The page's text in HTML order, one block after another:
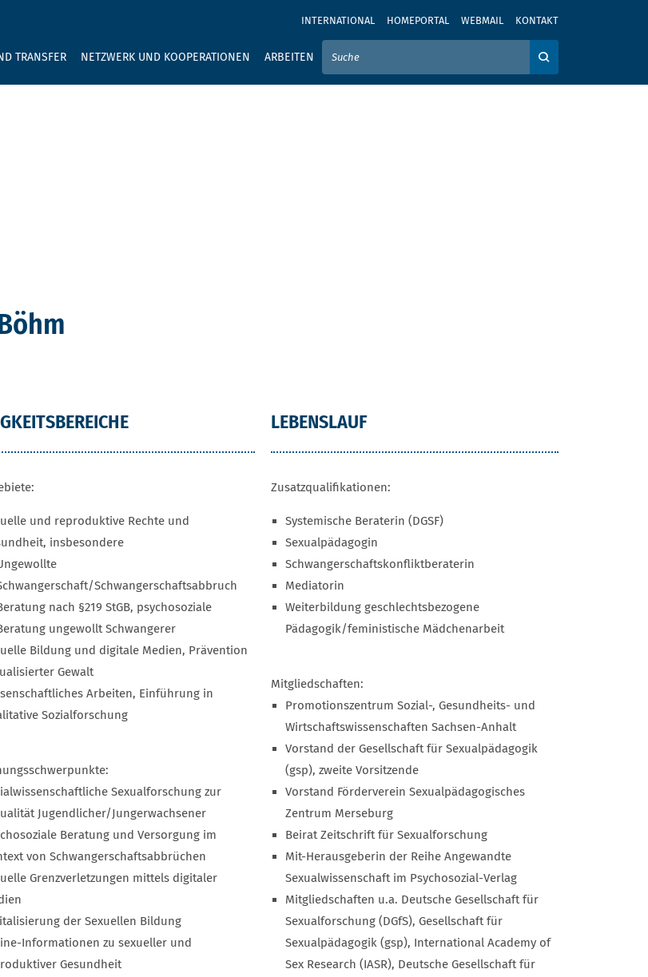
INTERNATIONAL HOMEPORTAL WEBMAIL KONTAKT
TRANSFER NETZWERK UND KOOPERATIONEN ARBEITEN
GEBEN SIE HIER IHREN SUCHBEGRIFF EIN
und reproduktive Rechte und
insbesondere
Schwangerschaftsabbruch
nach §219 StGB, psychosoziale
ungewollt Schwangerer
Bildung und digitale Medien, Prävention
Gewalt
Arbeiten, Einführung in
Sozialforschung
Sexualforschung zur
Jugendlicher/Jungerwachsener
Beratung und Versorgung im
von Schwangerschaftsabbrüchen
Grenzverletzungen mittels digitaler
der Sexuellen Bildung
Informationen zu sexueller und
Gesundheit
LEBENSLAUF
Zusatzqualifikationen:
Systemische Beraterin (DGSF)
Sexualpädagogin
Schwangerschaftskonfliktberaterin
Mediatorin
Weiterbildung geschlechtsbezogene
Pädagogik/feministische Mädchenarbeit
Mitgliedschaften:
Promotionszentrum Sozial-, Gesundheits- und
Wirtschaftswissenschaften Sachsen-Anhalt
Vorstand der Gesellschaft für Sexualpädagogik
(gsp), zweite Vorsitzende
Vorstand Förderverein Sexualpädagogisches
Zentrum Merseburg
Beirat Zeitschrift für Sexualforschung
Mit-Herausgeberin der Reihe Angewandte
Sexualwissenschaft im Psychosozial-Verlag
Mitgliedschaften u.a. Deutsche Gesellschaft für
Sexualforschung (DGfS), Gesellschaft für
Sexualpädagogik (gsp), International Academy of
Sex Research (IASR), Deutsche Gesellschaft für